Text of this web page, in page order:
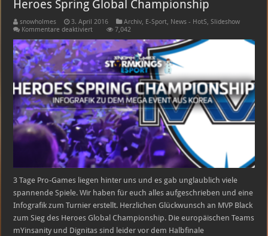
Heroes Spring Global Championship
snowholmes 3. April 2016 Archiv, E-Sport, News - HotS,Slideshow
Kommentare deaktiviertfür
Spring
Global
Championship
7,042
3 Tage Pro-Games liegen hinter uns und es gab unglaublich viele
spannende Spiele. Wir haben für euch alles aufgeschrieben und eine
Infografik zum Turnier erstellt. Herzlichen Glückwunsch an MVP Black
zum Sieg des Heroes Global Championship. Die europäischen Teams
mYinsanity und Dignitas sind leider vor dem Halbfinale